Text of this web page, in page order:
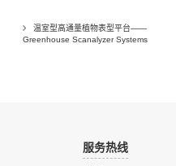
温室型高通量植物表型平台——
Greenhouse Scanalyzer Systems
服务热线